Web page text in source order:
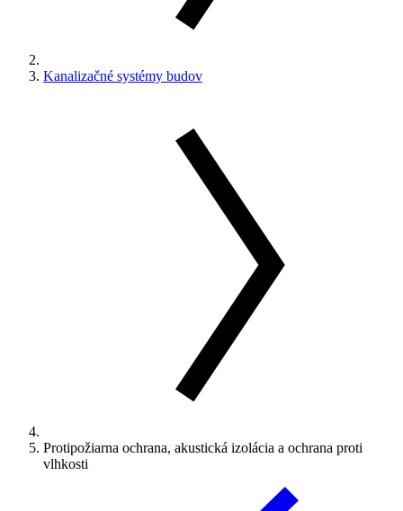
Kanalizačné systémy budov
Protipožiarna ochrana, akustická izolácia a ochrana proti
vlhkosti